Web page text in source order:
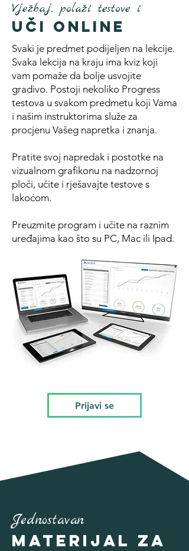
Vježbaj, polaži testove i
uči online
Svaki je predmet podijeljen na lekcije.
Svaka lekcija na kraju ima kviz koji
vam pomaže da bolje usvojite
gradivo. Postoji nekoliko Progress
testova u svakom predmetu koji Vama
i našim instruktorima služe za
procjenu Vašeg napretka i znanja.
Pratite svoj napredak i postotke na
vizualnom grafikonu na nadzornoj
ploči, učite i rješavajte testove s
lakoćom.
Preuzmite program i učite na raznim
uređajima kao što su PC, Mac ili Ipad.
Prijavi se
Jednostavan
Materijal za